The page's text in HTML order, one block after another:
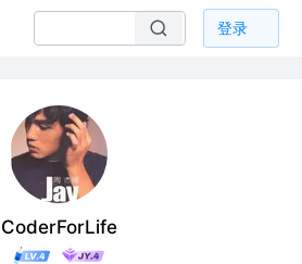
登录
CoderForLife